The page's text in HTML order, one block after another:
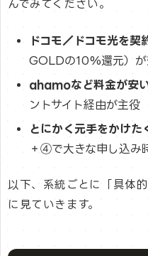
んでみてください。
ドコモ／ドコモ光を契
GOLDの10%還元）が
ahamoなど料金が安
ントサイト経由が主役
とにかく元手をかけた
＋④で大きな申し込み
以下、系統ごとに「具体
に見ていきます。